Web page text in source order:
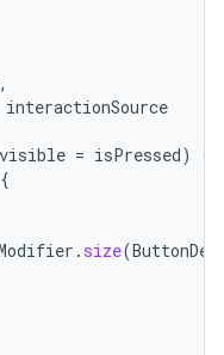
,
interactionSource
visible = isPressed)
{
{
. size(